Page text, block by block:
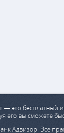
— это бесплатный
его вы сможете
Адвизор. Все